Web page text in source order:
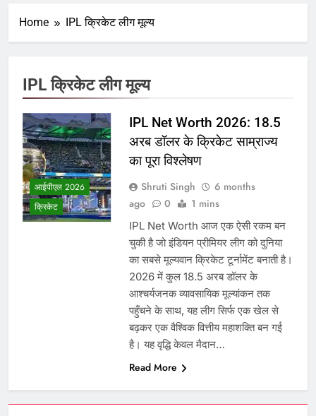
Home IPL क्रिकेट लीग मूल्य
IPL क्रिकेट लीग मूल्य
आईपीएल 2026
क्रिकेट
IPL Net Worth 2026: 18.5
अरब डॉलर के क्रिकेट साम्राज्य
का पूरा विश्लेषण
Shruti Singh
6 months
ago
0 1 mins
IPL Net Worth आज एक ऐसी रकम बन
चुकी है जो इंडियन प्रीमियर लीग को दुनिया
का सबसे मूल्यवान क्रिकेट टूर्नामेंट बनाती है।
2026 में कुल 18.5 अरब डॉलर के
आश्चर्यजनक व्यावसायिक मूल्यांकन तक
पहुँचने के साथ, यह लीग सिर्फ एक खेल से
बढ़कर एक वैश्विक वित्तीय महाशक्ति बन गई
है। यह वृद्धि केवल मैदान…
Read More